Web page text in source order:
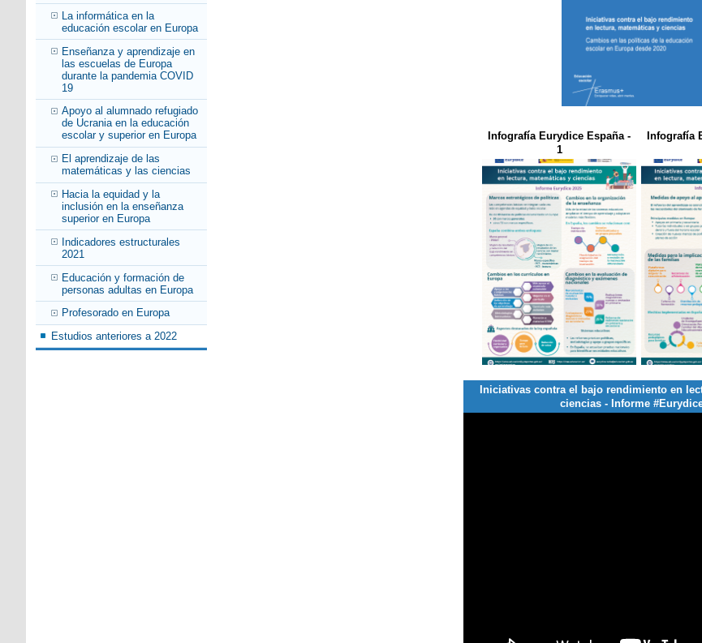
La informática en la
educación escolar en Europa
Enseñanza y aprendizaje en
las escuelas de Europa
durante la pandemia COVID
19
Apoyo al alumnado refugiado
de Ucrania en la educación
escolar y superior en Europa
El aprendizaje de las
matemáticas y las ciencias
Hacia la equidad y la
inclusión en la enseñanza
superior en Europa
Indicadores estructurales
2021
Educación y formación de
personas adultas en Europa
Profesorado en Europa
Estudios anteriores a 2022
Infografía Eurydice España -
1
Infografía
Iniciativas contra el bajo rendimiento en
ciencias - Informe